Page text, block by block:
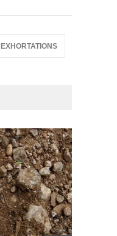
EXHORTATIONS